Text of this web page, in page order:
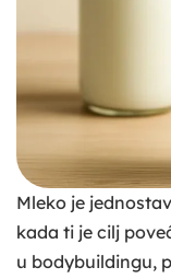
Mleko je
kada ti je cilj
u bodybuildingu,